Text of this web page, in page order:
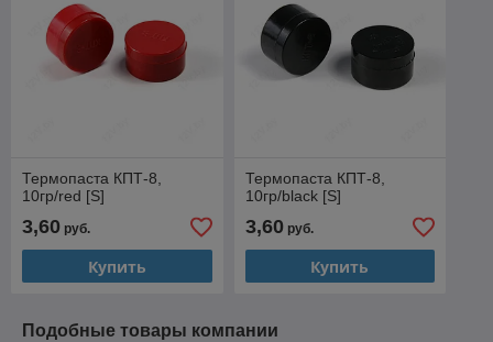
Термопаста КПТ-8,
10гр/red [S]
3,60 руб.
Купить
Термопаста КПТ-8,
10гр/black [S]
3,60руб.
Купить
Подобные товары компании